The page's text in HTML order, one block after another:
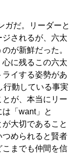
ガだ。リーダーと
されるが、六太
が新鮮だった。
心に残るこの六太
イする姿勢があ
行動している事実
が、本当にリー
「want」と
が大切であること
められると賢者
こまでも仲間を信